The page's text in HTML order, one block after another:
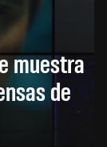
muestra
de